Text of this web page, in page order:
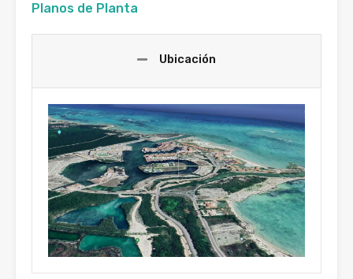
Planos de Planta
Ubicación